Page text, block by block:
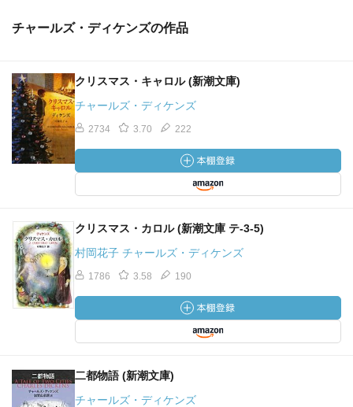
チャールズ・ディケンズの作品
クリスマス・キャロル (新潮文庫)
チャールズ・ディケンズ
2734 3.70 222
クリスマス・カロル (新潮文庫 テ-3-5)
村岡花子 チャールズ・ディケンズ
1786 3.58 190
二都物語 (新潮文庫)
チャールズ・ディケンズ